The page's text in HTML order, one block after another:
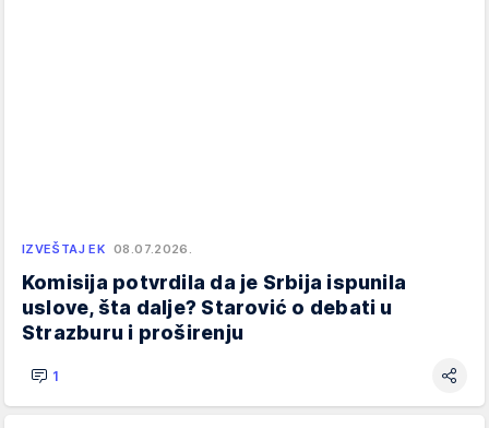
IZVEŠTAJ EK 08.07.2026.
Komisija potvrdila da je Srbija ispunila
uslove, šta dalje? Starović o debati u
Strazburu i proširenju
1